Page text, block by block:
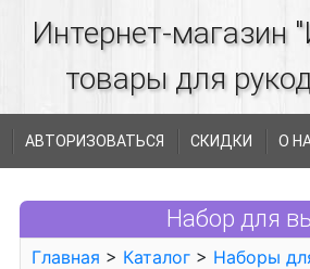
Интернет-магазин
товары для
АВТОРИЗОВАТЬСЯ СКИДКИ О
Набор для
Главная > Каталог > Наборы